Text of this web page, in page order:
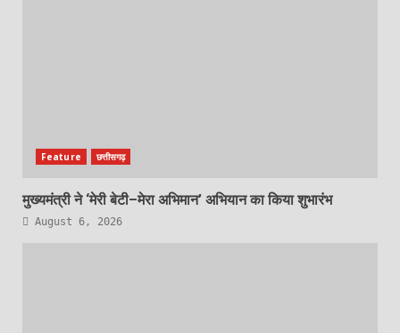
Feature छत्तीसगढ़
मुख्यमंत्री ने ‘मेरी बेटी–मेरा अभिमान’ अभियान का किया शुभारंभ
August 6, 2026